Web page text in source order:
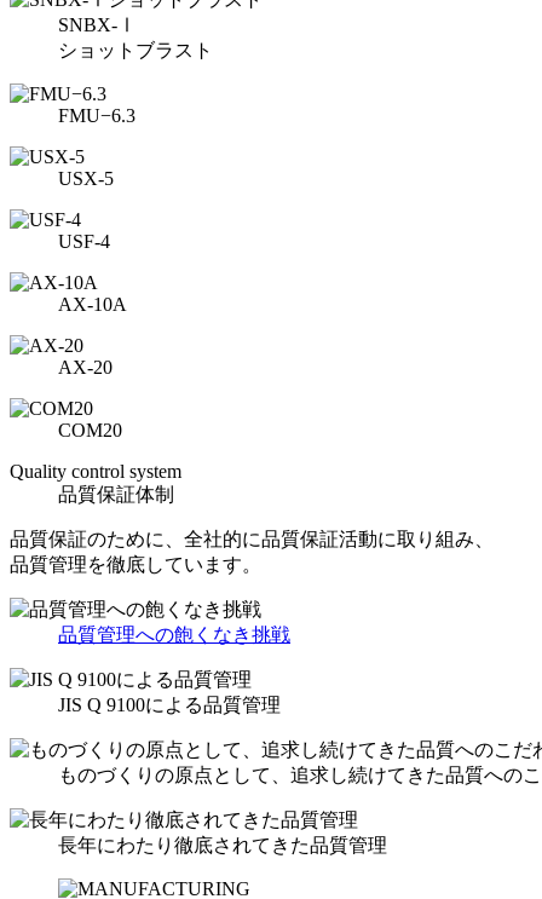
SNBX-Ⅰ
ショットブラスト
FMU−6.3
USX-5
USF-4
AX-10A
AX-20
COM20
Quality control system
品質保証体制
品質保証のために、全社的に品質保証活動に取り組み、
品質管理を徹底しています。
品質管理への飽くなき挑戦
JIS Q 9100による品質管理
ものづくりの原点として、追求し続けてきた品質への
長年にわたり徹底されてきた品質管理